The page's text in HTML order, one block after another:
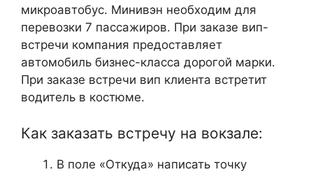
микроавтобус. Минивэн необходим для
перевозки 7 пассажиров. При заказе вип-
встречи компания предоставляет
автомобиль бизнес-класса дорогой марки.
При заказе встречи вип клиента встретит
водитель в костюме.
Как заказать встречу на вокзале:
В поле «Откуда» написать точку